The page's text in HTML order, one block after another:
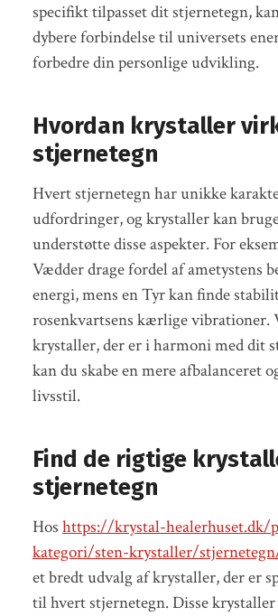
specifikt tilpasset dit stjernetegn,
dybere forbindelse til universets
forbedre din personlige udvikling.
Hvordan krystaller
stjernetegn
Hvert stjernetegn har unikke
udfordringer, og krystaller kan
understøtte disse aspekter. For
Vædder drage fordel af ametystens
energi, mens en Tyr kan finde
rosenkvartsens kærlige vibrationer.
krystaller, der er i harmoni med dit
kan du skabe en mere afbalanceret
livsstil.
Find de rigtige
stjernetegn
Hoshttps://krystal-healerhuset.dk/
kategori/sten-krystaller/
et bredt udvalg af krystaller, der er
til hvert stjernetegn. Disse